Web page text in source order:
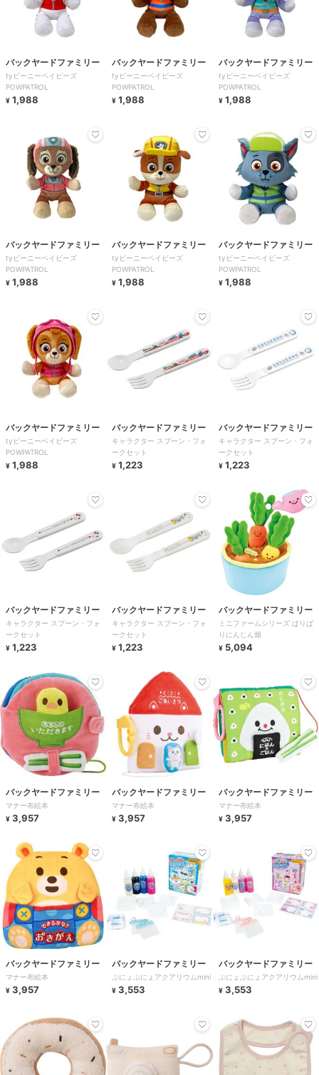
バックヤードファミリー
tyビーニーベイビーズ
POWPATROL
¥ 1,988
バックヤードファミリー
tyビーニーベイビーズ
POWPATROL
¥ 1,988
バックヤードファミリー
tyビーニーベイビーズ
POWPATROL
¥ 1,988
バックヤードファミリー
tyビーニーベイビーズ
POWPATROL
¥ 1,988
バックヤードファミリー
tyビーニーベイビーズ
POWPATROL
¥ 1,988
バックヤードファミリー
tyビーニーベイビーズ
POWPATROL
¥ 1,988
バックヤードファミリー
tyビーニーベイビーズ
POWPATROL
¥ 1,988
バックヤードファミリー
キャラクター スプーン・フォ
ークセット
¥ 1,223
バックヤードファミリー
キャラクター スプーン・フォ
ークセット
¥ 1,223
バックヤードファミリー
キャラクター スプーン・フォ
ークセット
¥ 1,223
バックヤードファミリー
キャラクター スプーン・フォ
ークセット
¥ 1,223
バックヤードファミリー
ミニファームシリーズ ぱりぱ
りにんじん畑
¥ 5,094
バックヤードファミリー
マナー布絵本
¥ 3,957
バックヤードファミリー
マナー布絵本
¥ 3,957
バックヤードファミリー
マナー布絵本
¥ 3,957
バックヤードファミリー
マナー布絵本
¥ 3,957
バックヤードファミリー
ぷにょぷにょアクアリウムmini
¥ 3,553
バックヤードファミリー
ぷにょぷにょアクアリウムmini
¥ 3,553